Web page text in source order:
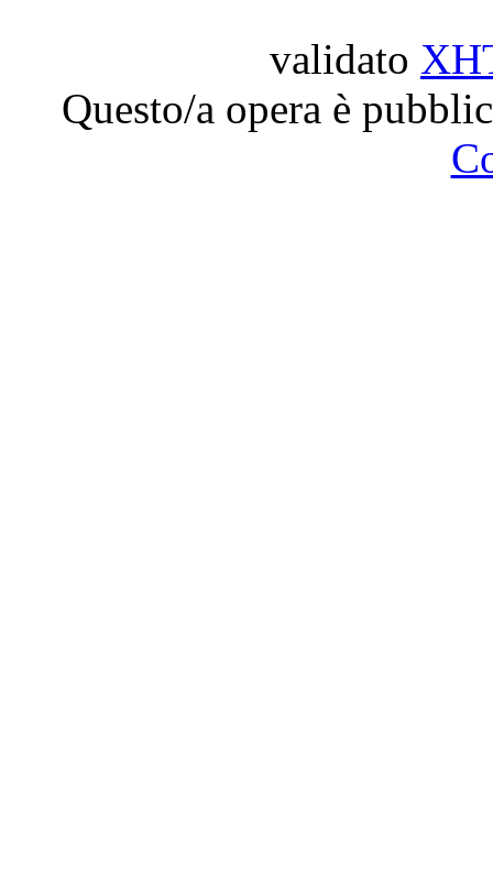
validato
Questo/a opera è